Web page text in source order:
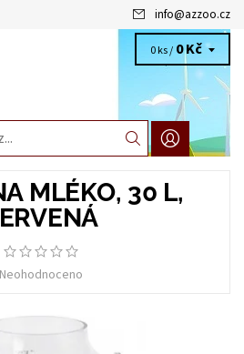
info@azzoo.cz
0 ks / 0 Kč
MLÉKO, 30 L,
Neohodnoceno